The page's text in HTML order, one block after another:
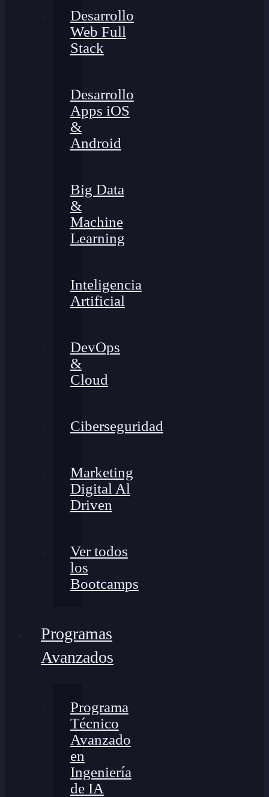
Desarrollo
Web Full
Stack
Desarrollo
Apps iOS
&
Android
Big Data
&
Machine
Learning
Inteligencia
Artificial
DevOps
&
Cloud
Ciberseguridad
Marketing
Digital Al
Driven
Ver todos
los
Bootcamps
Programas
Avanzados
Programa
Técnico
Avanzado
en
Ingeniería
de IA